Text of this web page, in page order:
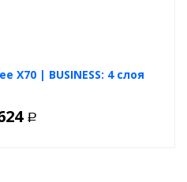
X70 | BUSINESS: 4 слоя
Р